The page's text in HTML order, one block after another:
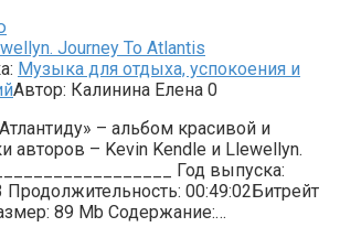
Journey To Atlantis
Музыка для отдыха, успокоения и
Автор: Калинина Елена 0
– альбом красивой и
авторов – Kevin Kendle и Llewellyn.
Год выпуска:
00:49:02Битрейт
89 Mb Содержание:…